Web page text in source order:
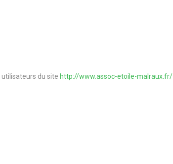
utilisateurs du site http://www.assoc-etoile-malraux.fr/